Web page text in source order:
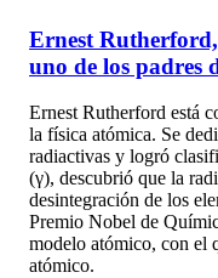
Ernest
uno de los padres
Ernest Rutherford está
la física atómica. Se
radiactivas y logró
(γ), descubrió que la
desintegración de los
Premio Nobel de
modelo atómico, con el
atómico.